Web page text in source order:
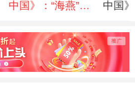
中国》：“海燕”在
观测 海洋将不再
神秘
中国
天 创
录